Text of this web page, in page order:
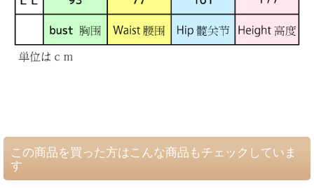
この商品を買った方はこんな商品もチェックしていま
す